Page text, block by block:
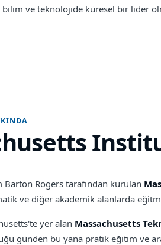
bilim ve teknolojide küresel bir lider
Barton Rogers tarafından kurulan
ve diğer akademik alanlarda
yer alan Massachusetts
günden bu yana pratik eğitim ve